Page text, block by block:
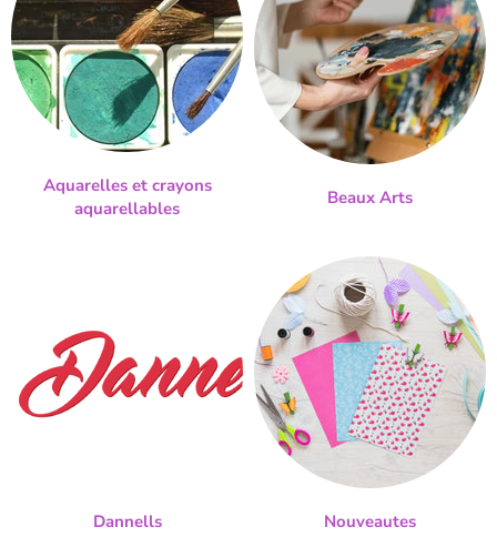
Aquarelles et crayons
aquarellables
Beaux Arts
Dannells Nouveautes